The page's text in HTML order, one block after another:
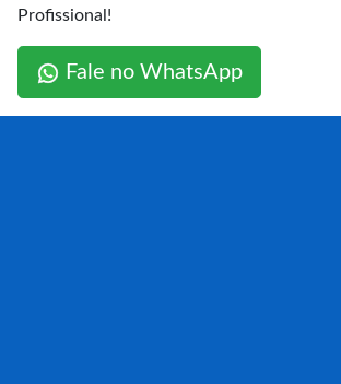
Profissional!
Fale no WhatsApp